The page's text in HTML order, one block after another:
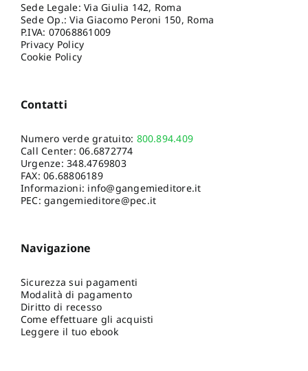
Sede Legale: Via Giulia 142, Roma
Sede Op.: Via Giacomo Peroni 150, Roma
P.IVA: 07068861009
Privacy Policy
Cookie Policy
Contatti
Numero verde gratuito: 800.894.409
Call Center:06.6872774
Urgenze:348.4769803
FAX: 06.68806189
Informazioni: info@gangemieditore.it
PEC: gangemieditore@pec.it
Navigazione
Sicurezza sui pagamenti
Modalità di pagamento
Diritto di recesso
Come effettuare gli acquisti
Leggere il tuo ebook